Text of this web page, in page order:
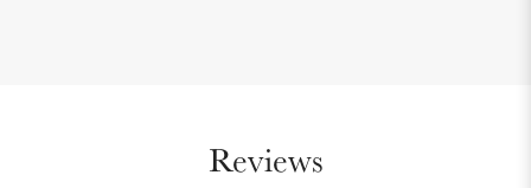
- Fully and tastefully furnishedReviews